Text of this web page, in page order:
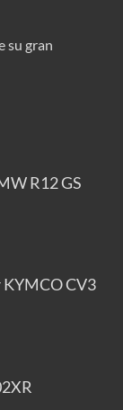
su gran
R12 GS
CV3